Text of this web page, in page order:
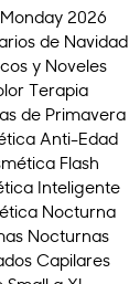
2026
de Navidad
y Noveles
Terapia
de Primavera
Anti-Edad
Flash
Inteligente
Nocturna
Nocturnas
Capilares